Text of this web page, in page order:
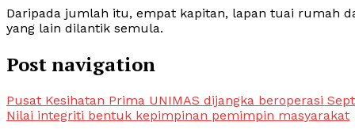
Daripada jumlah itu, empat kapitan, lapan tuai rumah
yang lain dilantik semula.
Post navigation
Pusat Kesihatan Prima UNIMAS dijangka beroperasi
Nilai integriti bentuk kepimpinan pemimpin masyarakat